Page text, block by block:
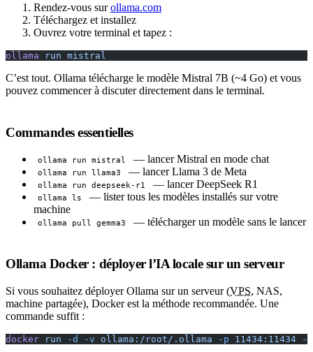
Rendez-vous surollama.com
Téléchargez et installez
Ouvrez votre terminal et tapez :
ollama run mistral
C’est tout. Ollama télécharge le modèle Mistral 7B (~4 Go) et vous
pouvez commencer à discuter directement dans le terminal.
Commandes essentielles
ollama run mistral — lancer Mistral en mode chat
ollama run llama3 — lancer Llama 3 de Meta
ollama run deepseek-r1 — lancer DeepSeek R1
ollama ls
— lister tous les modèles installés sur votre
machine
ollama pull gemma3 — télécharger un modèle sans le lancer
Ollama Docker : déployer l’IA locale sur un serveur
Si vous souhaitez déployer Ollama sur un serveur (VPS, NAS,
machine partagée), Docker est la méthode recommandée. Une
commande suffit :
docker run -d -v ollama:/root/.ollama -p 11434:11434 --